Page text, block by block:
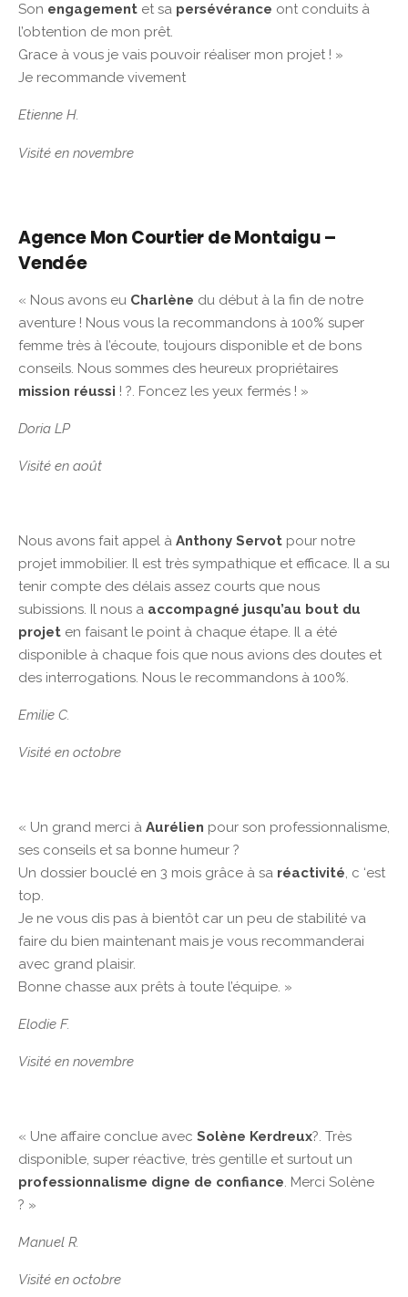
Son engagement et sa persévérance ont conduits à
l’obtention de mon prêt.
Grace à vous je vais pouvoir réaliser mon projet ! »
Je recommande vivement
Etienne H.
Visité en novembre
Agence Mon Courtier de Montaigu –
Vendée
« Nous avons eu Charlène du début à la fin de notre
aventure ! Nous vous la recommandons à 100% super
femme très à l’écoute, toujours disponible et de bons
conseils. Nous sommes des heureux propriétaires
mission réussi ! ?. Foncez les yeux fermés ! »
Doria LP
Visité en août
Nous avons fait appel à Anthony Servot pour notre
projet immobilier. Il est très sympathique et efficace. Il a su
tenir compte des délais assez courts que nous
subissions. Il nous a accompagné jusqu’au bout du
projet en faisant le point à chaque étape. Il a été
disponible à chaque fois que nous avions des doutes et
des interrogations. Nous le recommandons à 100%.
Emilie C.
Visité en octobre
« Un grand merci à Aurélien pour son professionnalisme,
ses conseils et sa bonne humeur ?
Un dossier bouclé en 3 mois grâce à sa réactivité, c ‘est
top.
Je ne vous dis pas à bientôt car un peu de stabilité va
faire du bien maintenant mais je vous recommanderai
avec grand plaisir.
Bonne chasse aux prêts à toute l’équipe. »
Elodie F.
Visité en novembre
« Une affaire conclue avec Solène Kerdreux?. Très
disponible, super réactive, très gentille et surtout un
professionnalisme digne de confiance. Merci Solène
? »
Manuel R.
Visité en octobre